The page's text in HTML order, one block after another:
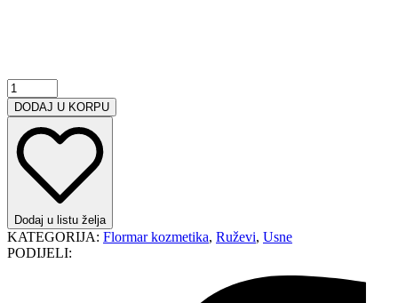
Flormar
Lightweight
Lip
Powder
ruž
za
usne
količina
DODAJ U KORPU
Dodaj u listu želja
KATEGORIJA: Flormar kozmetika, Ruževi, Usne
PODIJELI: